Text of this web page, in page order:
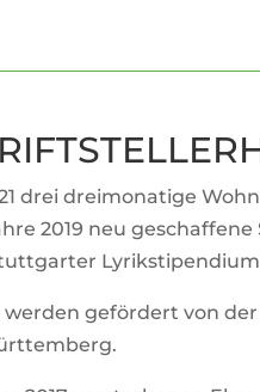
drei drei­mo­na­tige
2019 neu
geför­dert von